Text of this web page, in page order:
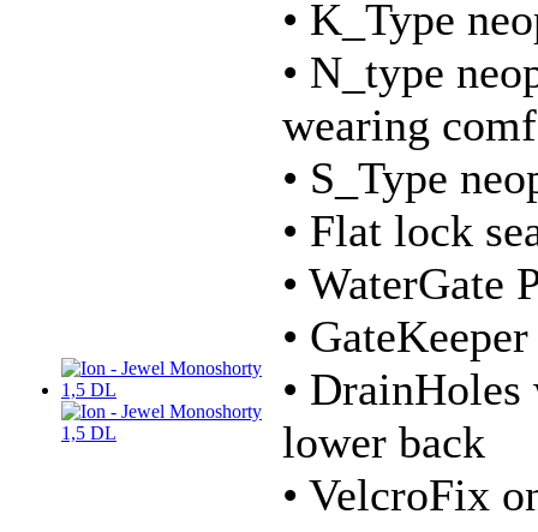
• K_Type
• N_type
wearing
• S_Type
• Flat lock
• WaterGate
•
• DrainHoles
lower back
• VelcroFix